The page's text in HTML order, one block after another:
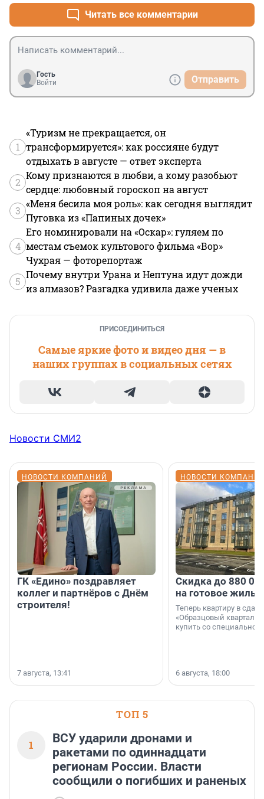
Читать все комментарии
Гость
Войти
Отправить
1
«Туризм не прекращается, он
трансформируется»: как россияне будут
отдыхать в августе — ответ эксперта
2
Кому признаются в любви, а кому разобьют
сердце: любовный гороскоп на август
3
«Меня бесила моя роль»: как сегодня выглядит
Пуговка из «Папиных дочек»
4
Его номинировали на «Оскар»: гуляем по
местам съемок культового фильма «Вор»
Чухрая — фоторепортаж
5
Почему внутри Урана и Нептуна идут дожди
из алмазов? Разгадка удивила даже ученых
ПРИСОЕДИНИТЬСЯ
Самые яркие фото и видео дня — в
наших группах в социальных сетях
Новости СМИ2
НОВОСТИ КОМПАНИЙ
ГК «Едино» поздравляет
коллег и партнёров с Днём
строителя!
7 августа, 13:41
НОВОСТИ
Скидка до 880
на готовое
Теперь квартиру в
«Образцовый квартал
купить со специальной
6 августа, 18:00
ТОП 5
1
ВСУ ударили дронами и
ракетами по одиннадцати
регионам России. Власти
сообщили о погибших и раненых